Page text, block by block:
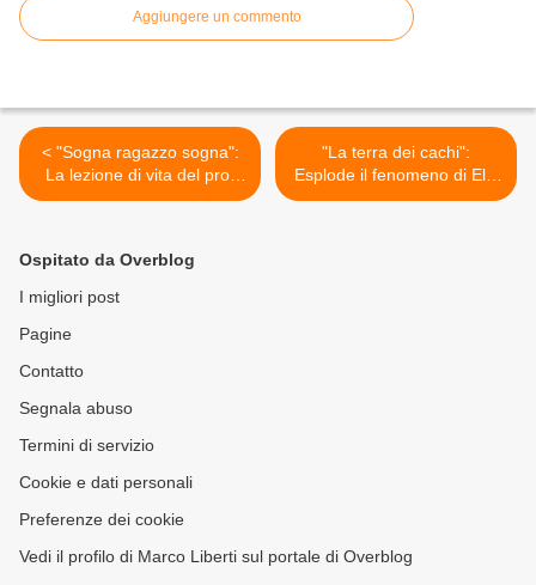
Aggiungere un commento
< "Sogna ragazzo sogna":
La lezione di vita del prof
Vecchioni
"La terra dei cachi":
Esplode il fenomeno di Elio
e le Storie Tese >
Ospitato da Overblog
I migliori post
Pagine
Contatto
Segnala abuso
Termini di servizio
Cookie e dati personali
Preferenze dei cookie
Vedi il profilo di Marco Liberti sul portale di Overblog